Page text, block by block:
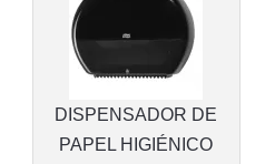
DISPENSADOR DE
PAPEL HIGIÉNICO